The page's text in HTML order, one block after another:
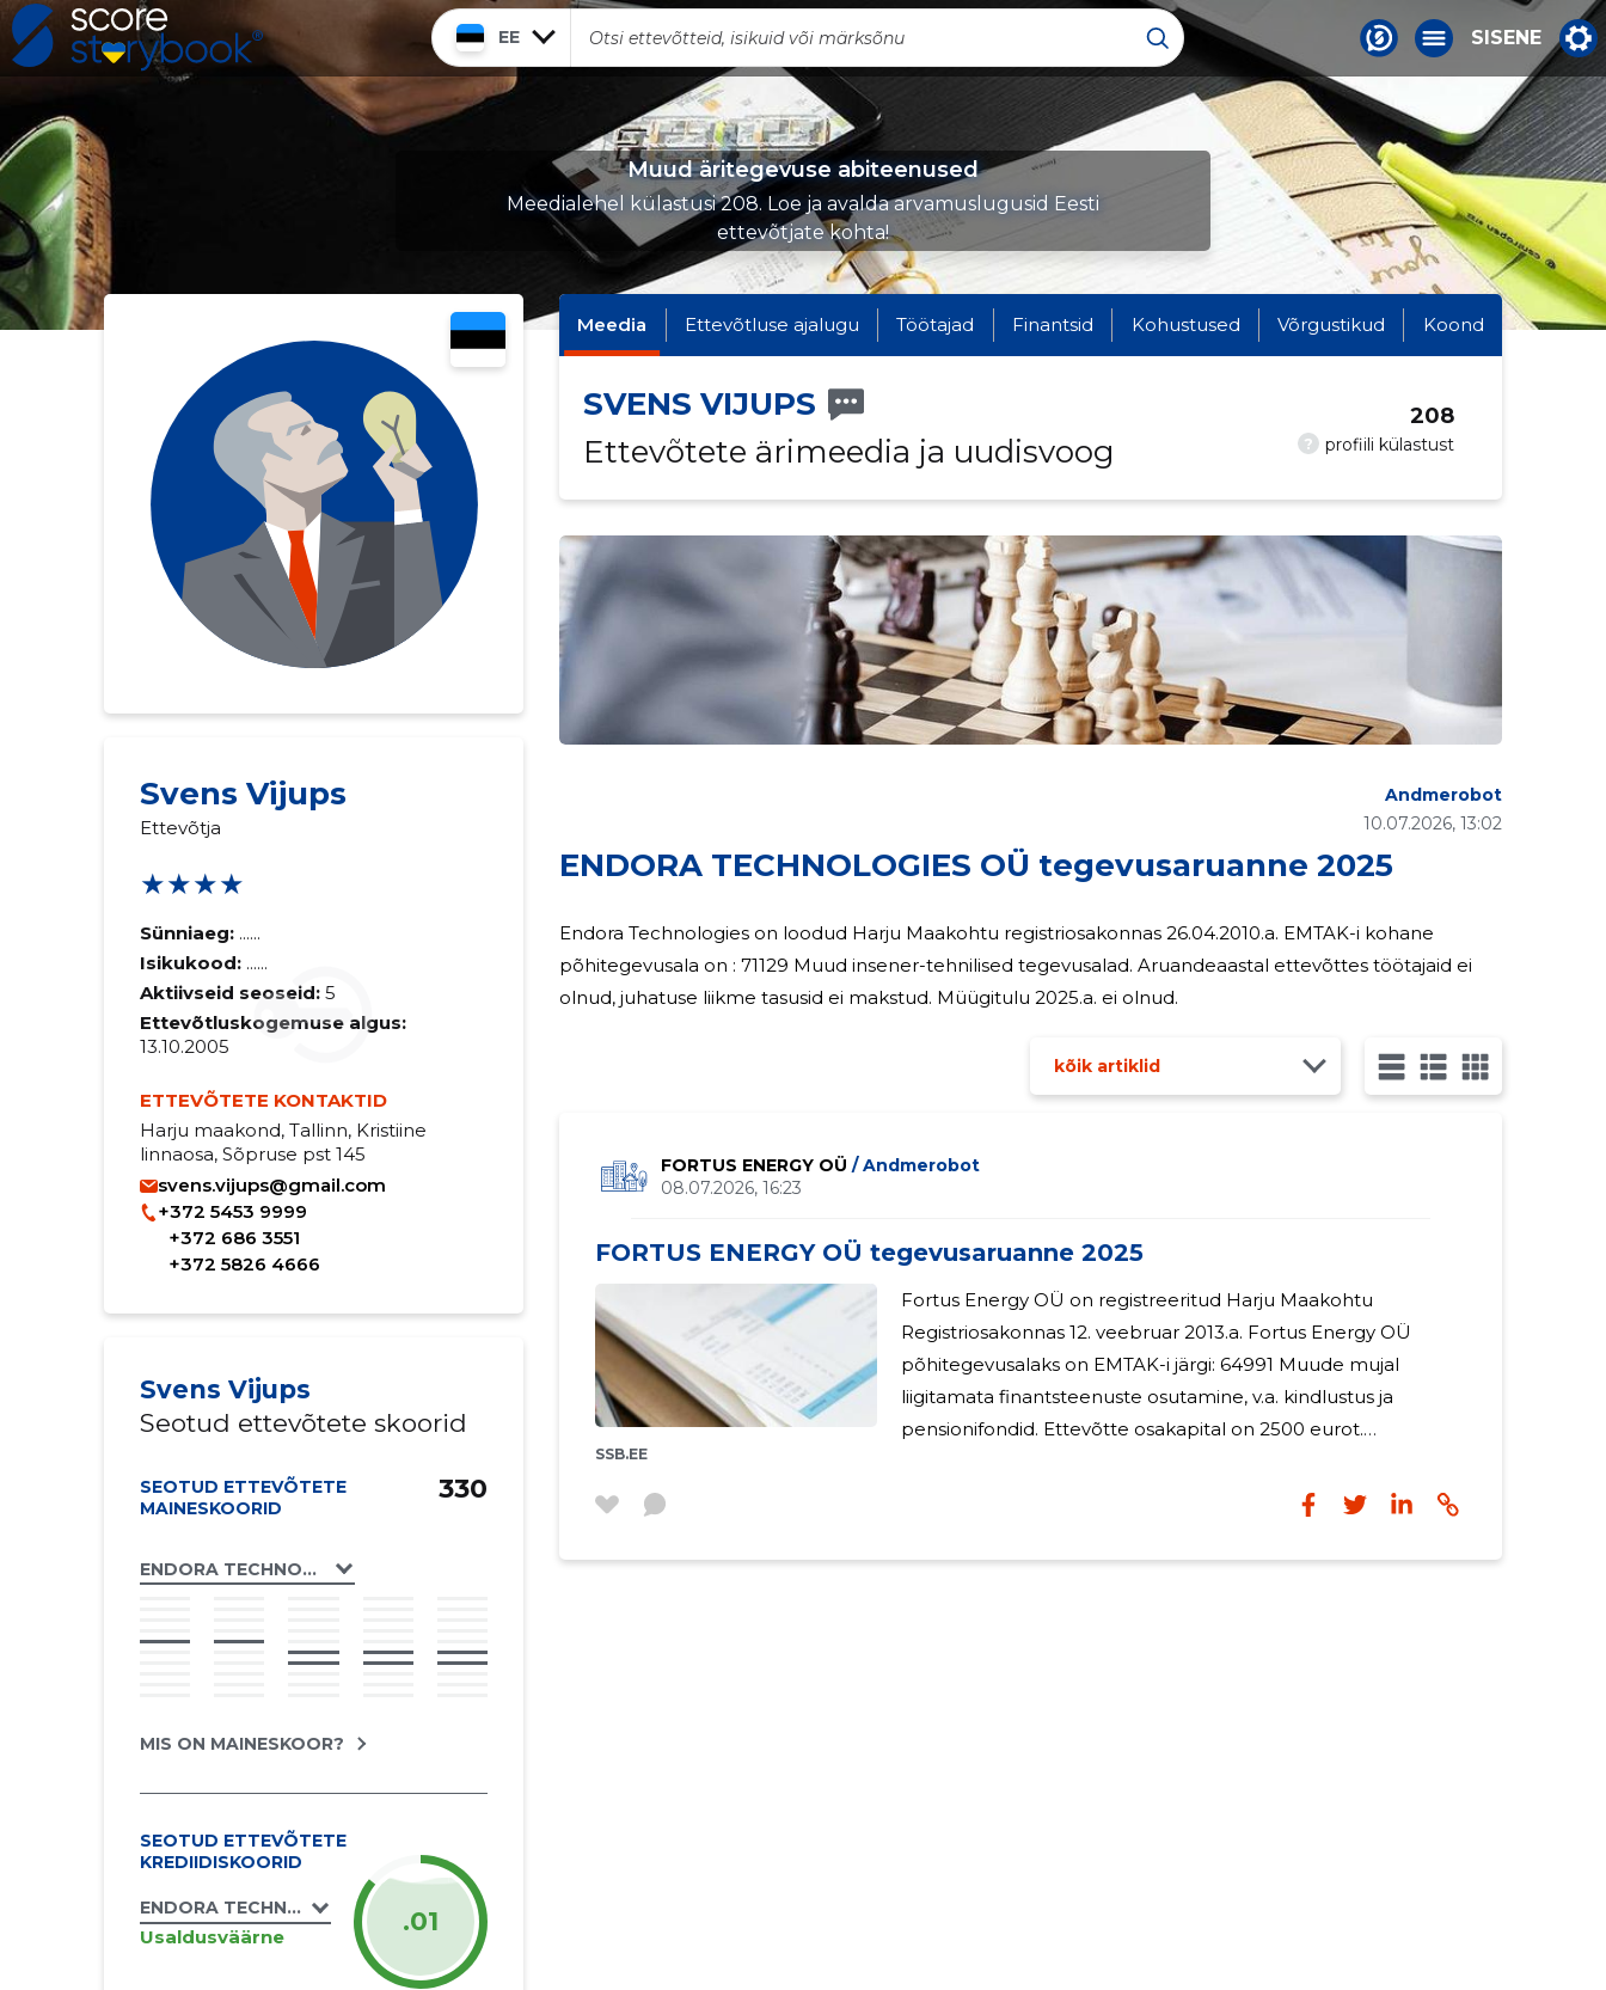
EE SISENE
Muud äritegevuse abiteenused
Meedialehel külastusi 208. Loe ja avalda arvamuslugusid Eesti
ettevõtjate kohta!
Svens Vijups
Ettevõtja
★★★★
Sünniaeg: ......
Isikukood: ......
Aktiivseid seoseid: 5
Ettevõtluskogemuse algus:
13.10.2005
ETTEVÕTETE KONTAKTID
Harju maakond, Tallinn, Kristiine
linnaosa, Sõpruse pst 145
svens.vijups@gmail.com
+372 5453 9999
+372 686 3551
+372 5826 4666
Svens Vijups
Seotud ettevõtete skoorid
SEOTUD ETTEVÕTETE
MAINESKOORID
ENDORA TECHNOLOGIES OÜ
330
MIS ON MAINESKOOR?
SEOTUD ETTEVÕTETE
KREDIIDISKOORID
ENDORA TECHNOLOGIES OÜ
Usaldusväärne .01
Meedia Ettevõtluse ajalugu Töötajad Finantsid Kohustused Võrgustikud Koond
SVENS VIJUPS
Ettevõtete ärimeedia ja uudisvoog
? profiili külastust
208
ENDORA TECHNOLOGIES OÜ tegevusaruanne 2025
10.07.2026, 13:02
Andmerobot
Endora Technologies on loodud Harju Maakohtu registriosakonnas 26.04.2010.a. EMTAK-i kohane
põhitegevusala on : 71129 Muud insener-tehnilised tegevusalad. Aruandeaastal ettevõttes töötajaid ei
olnud, juhatuse liikme tasusid ei makstud. Müügitulu 2025.a. ei olnud.
kõik artiklid
FORTUS ENERGY OÜ / Andmerobot
08.07.2026, 16:23
FORTUS ENERGY OÜ tegevusaruanne 2025
SSB.EE
Fortus Energy OÜ on registreeritud Harju Maakohtu
Registriosakonnas 12. veebruar 2013.a. Fortus Energy OÜ
põhitegevusalaks on EMTAK-i järgi: 64991 Muude mujal
liigitamata finantsteenuste osutamine, v.a. kindlustus ja
pensionifondid. Ettevõtte osakapital on 2500 eurot.
Energy OÜ-s ei ole põhikohaga töötajaid. Juhatuse liikmele
jätkata senist tegevust.
Sinu kommentaar